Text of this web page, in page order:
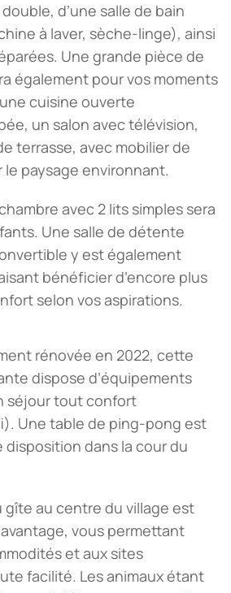
d’une salle de bain
à laver, sèche-linge), ainsi
Une grande pièce de
également pour vos moments
cuisine ouverte
un salon avec télévision,
terrasse, avec mobilier de
paysage environnant.
avec 2 lits simples sera
Une salle de détente
y est également
bénéficier d’encore plus
selon vos aspirations.
rénovée en 2022, cette
dispose d’équipements
séjour tout confort
Une table de ping-pong est
dans la cour du
gîte au centre du village est
vous permettant
et aux sites
facilité. Les animaux étant